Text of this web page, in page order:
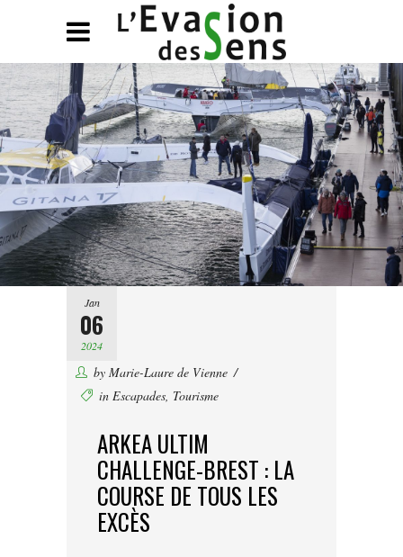
Jan
06
2024
by Marie-Laure de Vienne
in Escapades, Tourisme
ARKEA ULTIM
CHALLENGE-BREST : LA
COURSE DE TOUS LES
EXCÈS